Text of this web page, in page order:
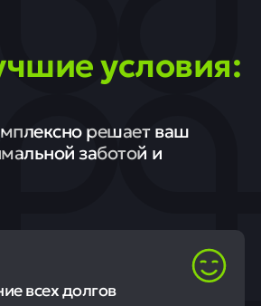
условия:
решает ваш
заботой и
всех долгов